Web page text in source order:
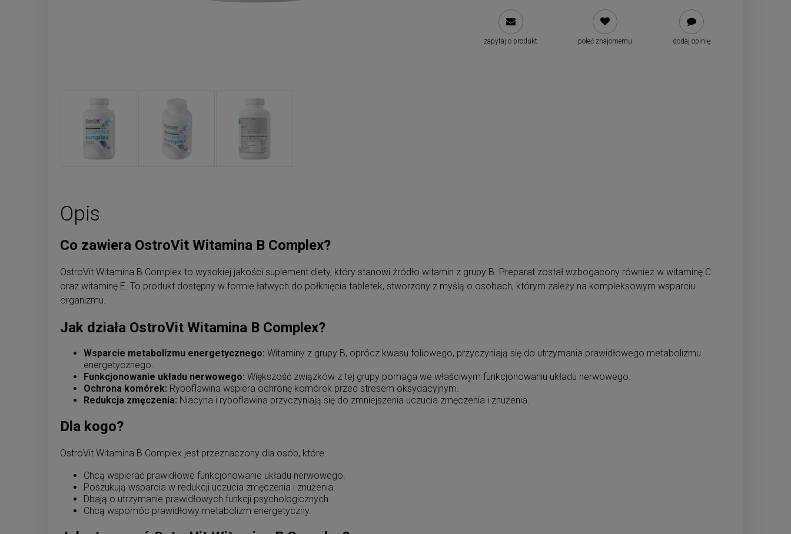
zapytaj o produkt poleć znajomemu dodaj opinię
Opis
Co zawiera OstroVit Witamina B Complex?
OstroVit Witamina B Complex to wysokiej jakości suplement diety, który stanowi źródło witamin z grupy B. Preparat został wzbogacony również w witaminę C
oraz witaminę E. To produkt dostępny w formie łatwych do połknięcia tabletek, stworzony z myślą o osobach, którym zależy na kompleksowym wsparciu
organizmu.
Jak działa OstroVit Witamina B Complex?
Wsparcie metabolizmu energetycznego: Witaminy z grupy B, oprócz kwasu foliowego, przyczyniają się do utrzymania prawidłowego metabolizmu
energetycznego.
Funkcjonowanie układu nerwowego: Większość związków z tej grupy pomaga we właściwym funkcjonowaniu układu nerwowego.
Ochrona komórek: Ryboflawina wspiera ochronę komórek przed stresem oksydacyjnym.
Redukcja zmęczenia: Niacyna i ryboflawina przyczyniają się do zmniejszenia uczucia zmęczenia i znużenia.
Dla kogo?
OstroVit Witamina B Complex jest przeznaczony dla osób, które:
Chcą wspierać prawidłowe funkcjonowanie układu nerwowego.
Poszukują wsparcia w redukcji uczucia zmęczenia i znużenia.
Dbają o utrzymanie prawidłowych funkcji psychologicznych.
Chcą wspomóc prawidłowy metabolizm energetyczny.